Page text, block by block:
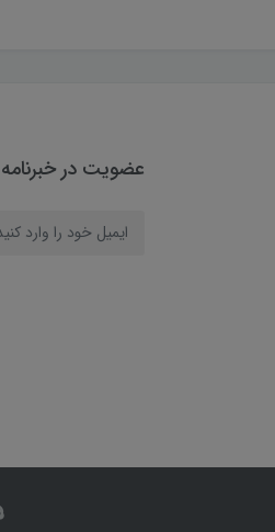
عضویت در خبرنامه